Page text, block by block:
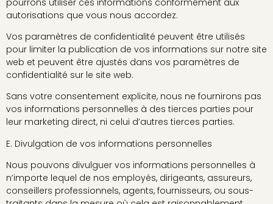
autorisations que vous nous accordez.
Vos paramètres de confidentialité peuvent être utilisés
pour limiter la publication de vos informations sur notre site
web et peuvent être ajustés dans vos paramètres de
confidentialité sur le site web.
Sans votre consentement explicite, nous ne fournirons pas
vos informations personnelles à des tierces parties pour
leur marketing direct, ni celui d’autres tierces parties.
E. Divulgation de vos informations personnelles
Nous pouvons divulguer vos informations personnelles à
n’importe lequel de nos employés, dirigeants, assureurs,
conseillers professionnels, agents, fournisseurs, ou sous-